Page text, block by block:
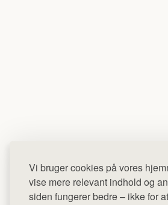
Vi bruger cookies på vores
vise mere relevant indhold og
siden fungerer bedre – ikke for